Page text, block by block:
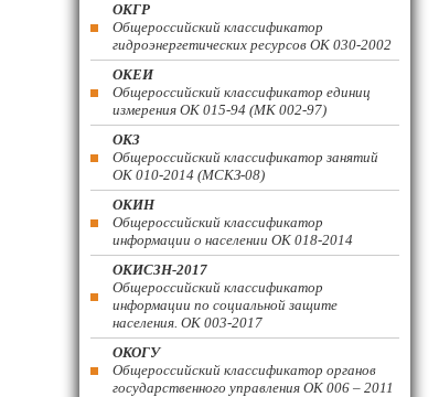
ОКГР
Общероссийский классификатор
гидроэнергетических ресурсов ОК 030-2002
ОКЕИ
Общероссийский классификатор единиц
измерения ОК 015-94 (МК 002-97)
ОКЗ
Общероссийский классификатор занятий
ОК 010-2014 (МСКЗ-08)
ОКИН
Общероссийский классификатор
информации о населении ОК 018-2014
ОКИСЗН-2017
Общероссийский классификатор
информации по социальной защите
населения. ОК 003-2017
ОКОГУ
Общероссийский классификатор органов
государственного управления ОК 006 – 2011